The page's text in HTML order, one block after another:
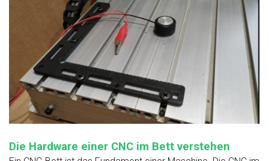
Die Hardware einer CNC im Bett verstehen